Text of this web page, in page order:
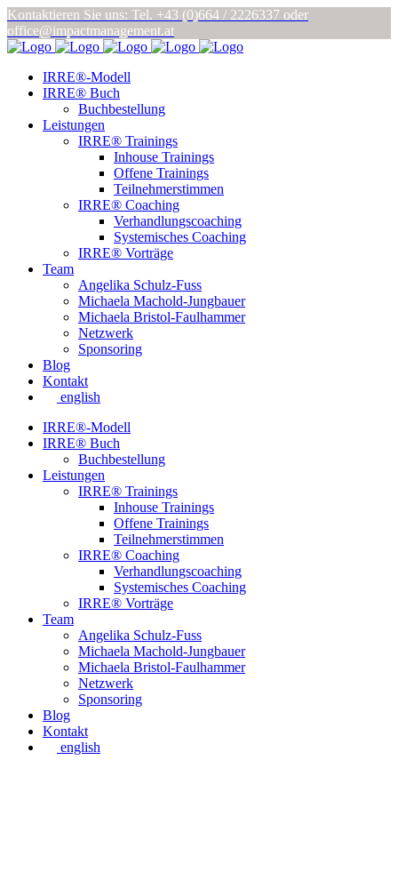
Kontaktieren Sie uns: Tel. +43 (0)664 / 2226337 oder
office@impactmanagement.at
IRRE®-Modell
IRRE® Buch
Buchbestellung
Leistungen
IRRE® Trainings
Inhouse Trainings
Offene Trainings
Teilnehmerstimmen
IRRE® Coaching
Verhandlungscoaching
Systemisches Coaching
IRRE® Vorträge
Team
Angelika Schulz-Fuss
Michaela Machold-Jungbauer
Michaela Bristol-Faulhammer
Netzwerk
Sponsoring
Blog
Kontakt
english
IRRE®-Modell
IRRE® Buch
Buchbestellung
Leistungen
IRRE® Trainings
Inhouse Trainings
Offene Trainings
Teilnehmerstimmen
IRRE® Coaching
Verhandlungscoaching
Systemisches Coaching
IRRE® Vorträge
Team
Angelika Schulz-Fuss
Michaela Machold-Jungbauer
Michaela Bristol-Faulhammer
Netzwerk
Sponsoring
Blog
Kontakt
english